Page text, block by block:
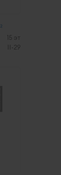
2
15 эт
II-29